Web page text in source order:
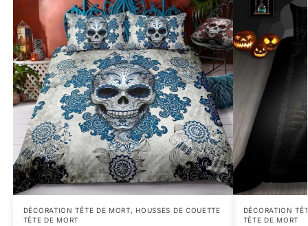
DÉCORATION TÊTE DE MORT,HOUSSES DE COUETTE
TÊTE DE MORT
DÉCORATION
TÊTE DE MORT